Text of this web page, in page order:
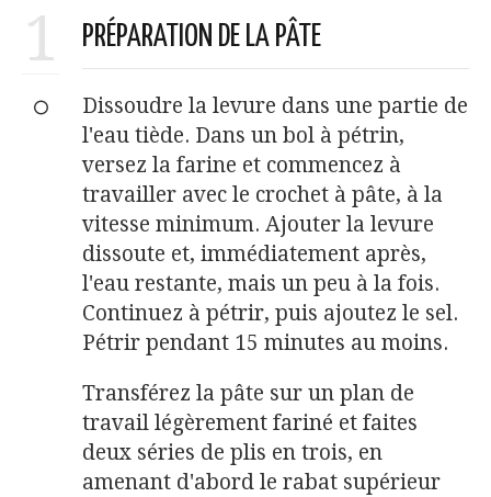
1 PRÉPARATION DE LA PÂTE
Dissoudre la levure dans une partie de
l'eau tiède. Dans un bol à pétrin,
versez la farine et commencez à
travailler avec le crochet à pâte, à la
vitesse minimum. Ajouter la levure
dissoute et, immédiatement après,
l'eau restante, mais un peu à la fois.
Continuez à pétrir, puis ajoutez le sel.
Pétrir pendant 15 minutes au moins.
Transférez la pâte sur un plan de
travail légèrement fariné et faites
deux séries de plis en trois, en
amenant d'abord le rabat supérieur